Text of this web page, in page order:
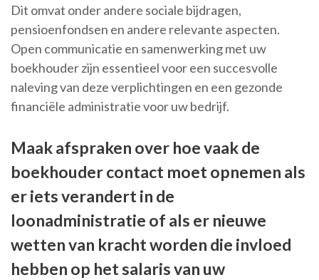
Dit omvat onder andere sociale bijdragen,
pensioenfondsen en andere relevante aspecten.
Open communicatie en samenwerking met uw
boekhouder zijn essentieel voor een succesvolle
naleving van deze verplichtingen en een gezonde
financiële administratie voor uw bedrijf.
Maak afspraken over hoe vaak de
boekhouder contact moet opnemen als
er iets verandert in de
loonadministratie of als er nieuwe
wetten van kracht worden die invloed
hebben op het salaris van uw